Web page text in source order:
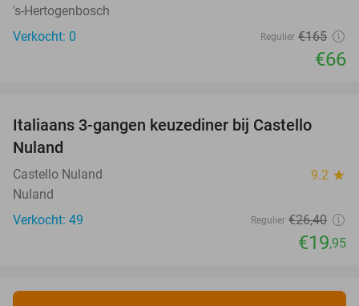
's-Hertogenbosch
Verkocht: 0
Regulier €165
€66
24%
Italiaans 3-gangen keuzediner bij Castello
Nuland
Castello Nuland 9.2 star
Nuland
Verkocht: 49
Regulier €26,40
€19,95